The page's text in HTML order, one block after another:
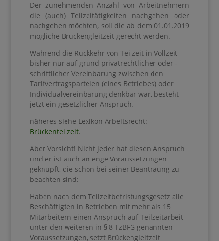
Der zunehmenden Anzahl von Arbeitnehmern
die (auch) Teilzeitätigkeiten nachgehen oder
nachgehen möchten, soll die ab dem 01.01.2019
mögliche Brückengleitzeit gerecht werden.
Während die Rückkehr von Teilzeit in Vollzeit
bisher nur auf grund privatrechtlicher oder -
schriftlicher Vereinbarung zwischen den
Tarifvertragsparteien (eines Betriebes) oder
Individualvereinbarung denkbar war, besteht
jetzt ein gesetzlicher Anspruch.
näheres siehe Lexikon Arbeitsrecht:
Brückenteilzeit.
Aber Vorsicht! Nicht jeder hat diesen Anspruch
und er ist auch an enge Voraussetzungen
geknüpft, die schon bei seiner Beantraung zu
beachten sind:
Haben nach dem Teilzeitbefristungsgesetz alle
Beschäftigten in Betrieben mit mehr als 15
Mitarbeitern einen Anspruch auf Teilzeitarbeit
unter den weiteren in § 8 TzBFG genannten
Voraussetzungen, setzt Brückengleitzeit